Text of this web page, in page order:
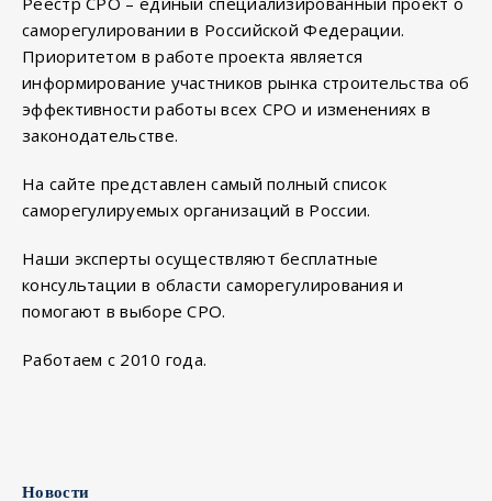
саморегулировании в Российской Федерации.
Приоритетом в работе проекта является
информирование участников рынка строительства об
эффективности работы всех СРО и изменениях в
законодательстве.
На сайте представлен самый полный список
саморегулируемых организаций в России.
Наши эксперты осуществляют бесплатные
консультации в области саморегулирования и
помогают в выборе СРО.
Работаем c 2010 года.
Новости